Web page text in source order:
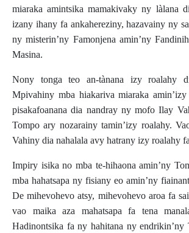
miaraka amintsika mamakivaky ny làlana
izany ihany fa ankahereziny, hazavainy ny
ny misterin’ny Famonjena amin’ny
Masina.
Nony tonga teo an-tànana izy roalahy
Mpivahiny mba hiakariva miaraka
pisakafoanana dia nandray ny mofo Ilay
Tompo ary nozarainy tamin’izy roalahy.
Vahiny dia nahalala avy hatrany izy roalahy
Impiry isika no mba te-hihaona amin’ny
mba hahatsapa ny fisiany eo amin’ny
De mihevohevo atsy, mihevohevo aroa fa
vao maika aza mahatsapa fa tena
Hadinontsika fa ny hahitana ny endrikin’ny